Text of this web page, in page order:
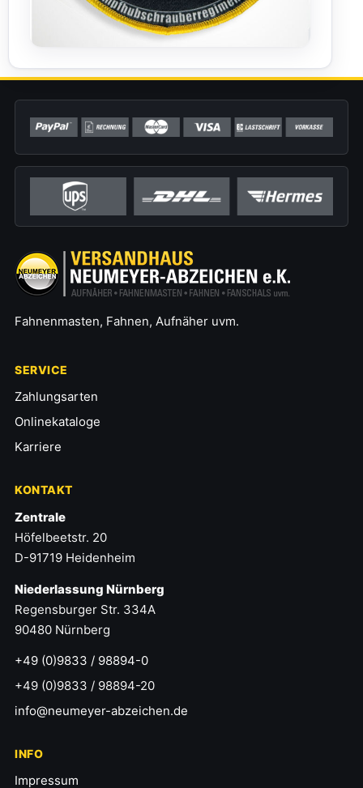
Fahnenmasten, Fahnen, Aufnäher uvm.
SERVICE
Zahlungsarten
Onlinekataloge
Karriere
KONTAKT
Zentrale
Höfelbeetstr. 20
D-91719 Heidenheim
Niederlassung Nürnberg
Regensburger Str. 334A
90480 Nürnberg
+49 (0)9833 / 98894-0
+49 (0)9833 / 98894-20
info@neumeyer-abzeichen.de
INFO
Impressum